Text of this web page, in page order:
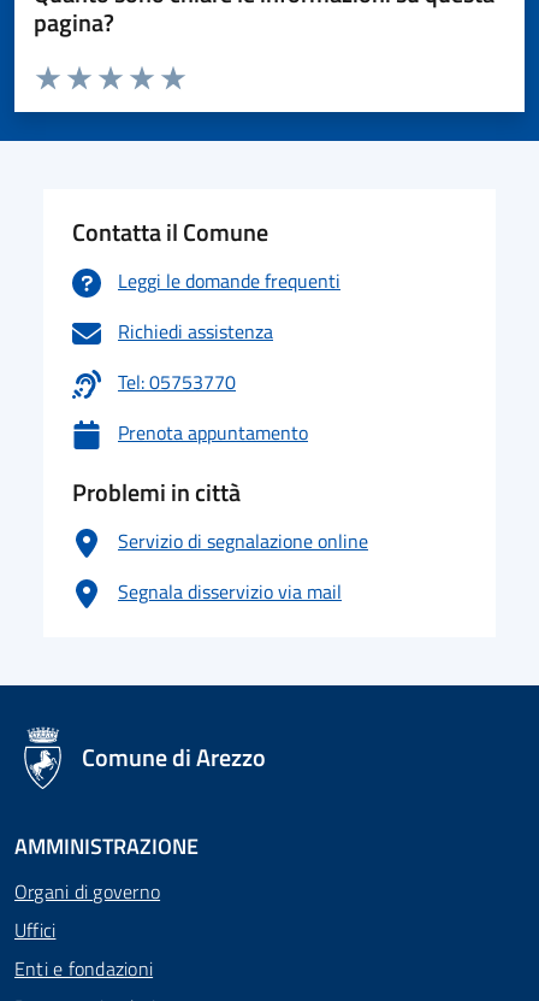
pagina?
Valuta da 1 a 5 stelle la pagina
Valuta 5 stelle su 5
Valuta 4 stelle su 5
Valuta 3 stelle su 5
Valuta 2 stelle su 5
Valuta 1 stelle su 5
Contatta il Comune
Leggi le domande frequenti
Richiedi assistenza
Tel: 05753770
Prenota appuntamento
Problemi in città
Servizio di segnalazione online
Segnala disservizio via mail
logo Unione Europea
Comune di Arezzo
AMMINISTRAZIONE
Organi di governo
Uffici
Enti e fondazioni